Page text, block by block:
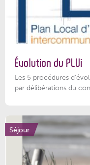
Évolution du PLUi
Les 5 procédures
par délibérations du
Séjour